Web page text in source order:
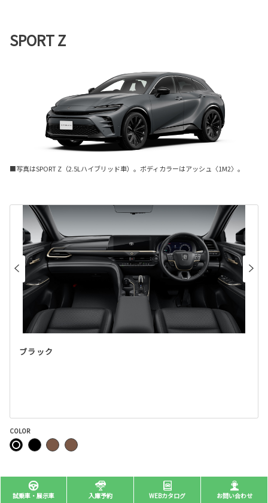
SPORT Z
■写真はSPORT Z（2.5Lハイブリッド車）。ボディカラーはアッシュ〈1M2〉。
ブラック
COLOR
主要装備
試乗車・展示車 入庫予約 WEBカタログ お問い合わせ